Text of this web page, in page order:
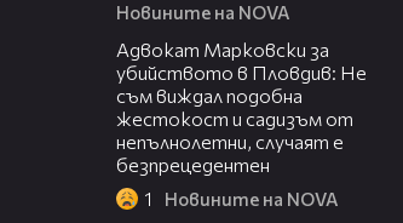
Новините на NOVA
Адвокат Марковски за
убийството в Пловдив: Не
съм виждал подобна
жестокост и садизъм от
непълнолетни, случаят е
безпрецедентен
1 Новините на NOVA